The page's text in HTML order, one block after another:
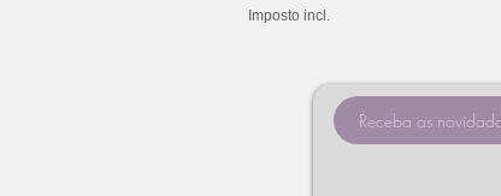
Imposto incl.